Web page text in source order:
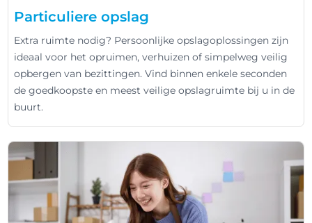
Particuliere opslag
Extra ruimte nodig? Persoonlijke opslagoplossingen zijn
ideaal voor het opruimen, verhuizen of simpelweg veilig
opbergen van bezittingen. Vind binnen enkele seconden
de goedkoopste en meest veilige opslagruimte bij u in de
buurt.